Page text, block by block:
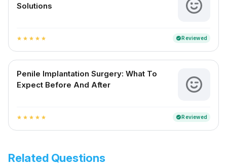
Solutions
star star star star star verifiedReviewed
Penile Implantation Surgery: What To
Expect Before And After
star star star star star verifiedReviewed
Related Questions